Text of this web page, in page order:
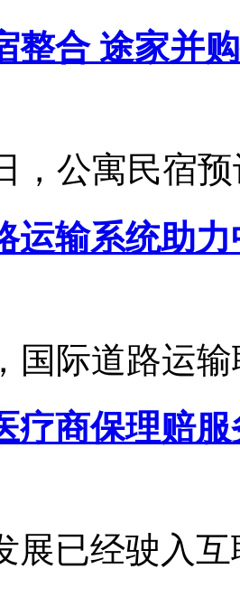
整合 途家并
，公寓民宿
运输系统助
国际道路运
疗商保理赔
展已经驶入